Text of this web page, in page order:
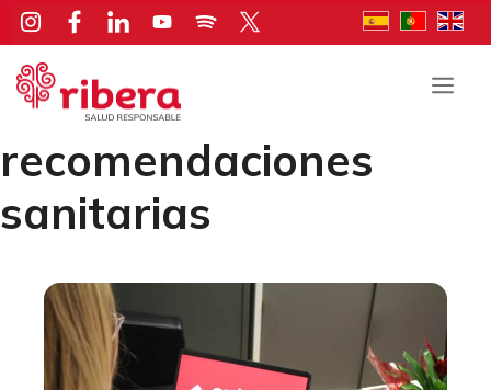
Saltar
contenido
recomendaciones
sanitarias